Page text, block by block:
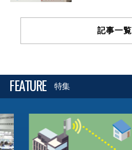
記事一覧
FEATURE 特集